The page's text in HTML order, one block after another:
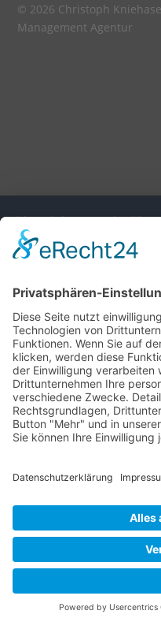
© 2026 Christoph
Management Agentur
Diese Seite nutzt
Technologien von
bestimmter Funktionen.
(Einwilligung). Nach der
betroffenen
für verschiedene Zwecke.
Zweck, Rechtsgrundlagen,
unter dem Button "Mehr"
Datenschutzerklärung
jederzeit widerrufen.
Powered by